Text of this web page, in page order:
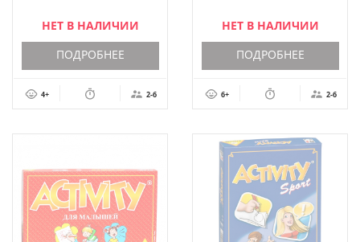
НЕТ В НАЛИЧИИ
ПОДРОБНЕЕ
4+ 2-6
НЕТ В НАЛИЧИИ
ПОДРОБНЕЕ
6+ 2-6